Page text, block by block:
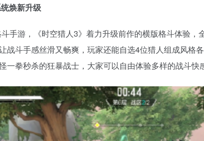
焕新升级
手游，《时空猎人3》着力升级前作的横版格斗体验，
战斗手感丝滑又畅爽，玩家还能自选4位猎人组成风格
一拳秒杀的狂暴战士，大家可以自由体验多样的战斗快